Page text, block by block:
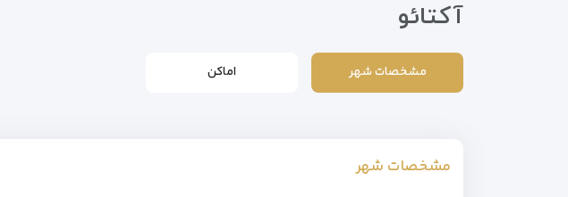
آکتائو
مشخصات شهر اماکن
مشخصات شهر